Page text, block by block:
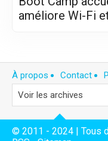
améliore Wi-Fi
À propos Contact
© 2011 - 2024 | Tous